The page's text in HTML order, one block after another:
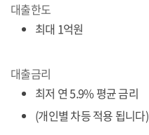
대출한도
최대 1억원
대출금리
최저 연 5.9% 평균 금리
(개인별 차등 적용 됩니다)